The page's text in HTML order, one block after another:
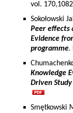
vol.
Sokołowski
Peer effects
Evidence
programme.
Knowledge
Driven
Smętkowski